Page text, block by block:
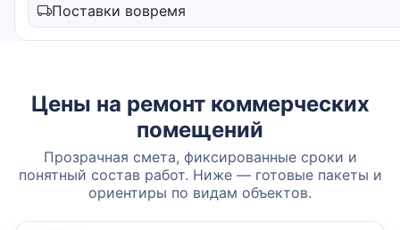
Поставки вовремя
Цены на ремонт коммерческих
помещений
Прозрачная смета, фиксированные сроки и
понятный состав работ. Ниже — готовые пакеты и
ориентиры по видам объектов.